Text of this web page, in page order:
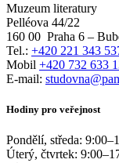
Muzeum literatury
Pelléova 44/22
160 00 Praha 6 –
Tel.: +420 221 343
Mobil +420 732 633
E-mail:
Hodiny pro veřejnost
Pondělí, středa: 9:00–
Úterý, čtvrtek: 9:00–